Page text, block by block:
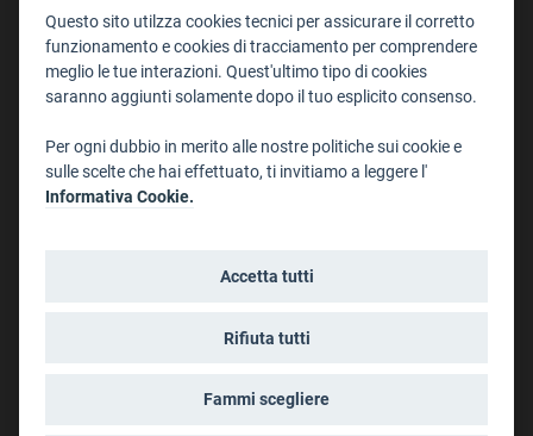
Staff
Format - Centro Audiovisivi
Trentino Film Commission
Dove Siamo
Struttura di riferimento
Questo sito utilzza cookies tecnici per assicurare il corretto
funzionamento e cookies di tracciamento per comprendere
meglio le tue interazioni. Quest'ultimo tipo di cookies
saranno aggiunti solamente dopo il tuo esplicito consenso.
Per ogni dubbio in merito alle nostre politiche sui cookie e
sulle scelte che hai effettuato, ti invitiamo a leggere l'
Informativa Cookie.
Accetta tutti
Rifiuta tutti
Fammi scegliere